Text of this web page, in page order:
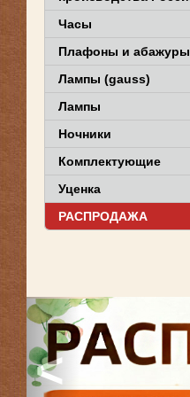
Часы
Плафоны и абажуры
Лампы (gauss)
Лампы
Ночники
Комплектующие
Уценка
РАСПРОДАЖА